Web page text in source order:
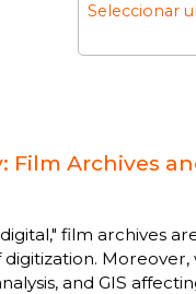
Seleccionar
Film Archives
film archives
and GIS